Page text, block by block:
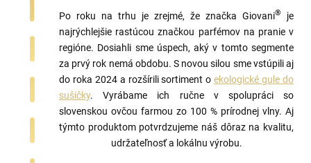
Po roku na trhu je zrejmé, že značka Giovani®
je
najrýchlejšie rastúcou značkou parfémov na pranie v
regióne. Dosiahli sme úspech, aký v tomto segmente
za prvý rok nemá obdobu. S novou silou sme vstúpili aj
do roka 2024 a rozšírili sortiment oekologické gule do
sušičky. Vyrábame ich ručne v spolupráci so
slovenskou ovčou farmou zo 100 % prírodnej vlny. Aj
týmto produktom potvrdzujeme náš dôraz na kvalitu,
udržateľnosť a lokálnu výrobu.